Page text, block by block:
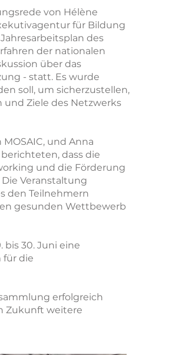
von Hélène
für Bildung
des
der nationalen
über das
- statt. Es wurde
soll, um sicherzustellen,
Ziele des Netzwerks
und Anna
dass die
und die Förderung
Veranstaltung
den Teilnehmern
gesunden Wettbewerb
30. Juni eine
für die
erfolgreich
Zukunft weitere